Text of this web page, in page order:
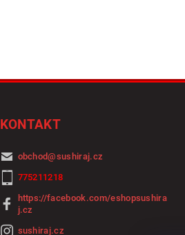
KONTAKT
obchod@sushiraj.cz
775211218
https://facebook.com/eshopsushira
j.cz
sushiraj.cz